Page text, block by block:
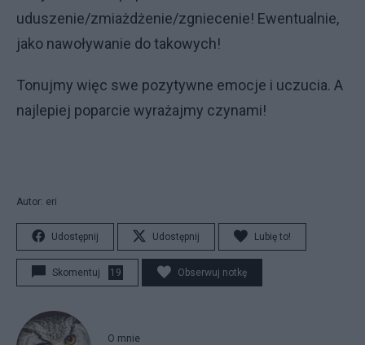
uduszenie/zmiażdżenie/zgniecenie! Ewentualnie,
jako nawoływanie do takowych!
Tonujmy więc swe pozytywne emocje i uczucia. A
najlepiej poparcie wyrażajmy czynami!
Autor: eri
Udostępnij Udostępnij Lubię to!
Skomentuj 19 Obserwuj notkę
O mnie